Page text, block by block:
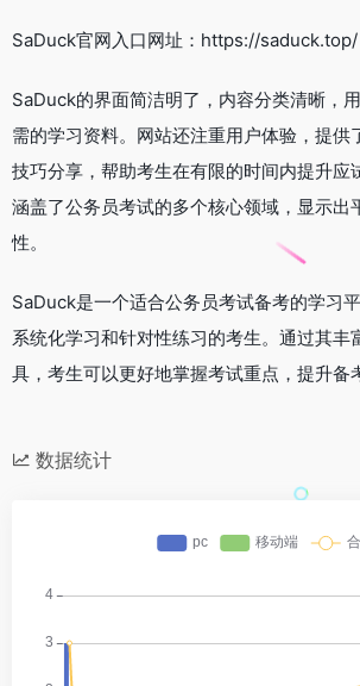
SaDuck官网入口网址：https://saduck.top/
SaDuck的界面简洁明了，内容分类清晰，
需的学习资料。网站还注重用户体验，提供
技巧分享，帮助考生在有限的时间内提升应
涵盖了公务员考试的多个核心领域，显示出
性。
SaDuck是一个适合公务员考试备考的学习
系统化学习和针对性练习的考生。通过其丰
具，考生可以更好地掌握考试重点，提升备
数据统计